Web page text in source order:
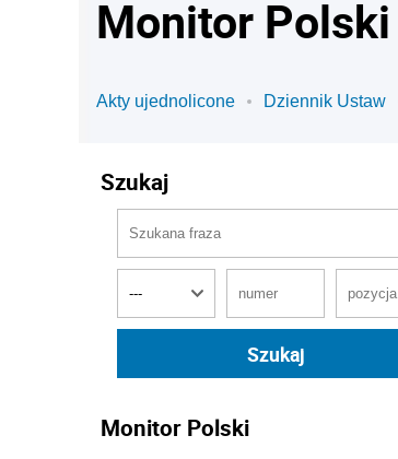
Monitor Polski
Akty ujednolicone Dziennik Ustaw
Szukaj
Monitor Polski